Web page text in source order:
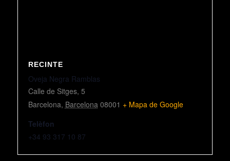
RECINTE
Oveja Negra Ramblas
Calle de Sitges, 5
Barcelona, Barcelona 08001 + Mapa de Google
Telèfon
+34 93 317 10 87